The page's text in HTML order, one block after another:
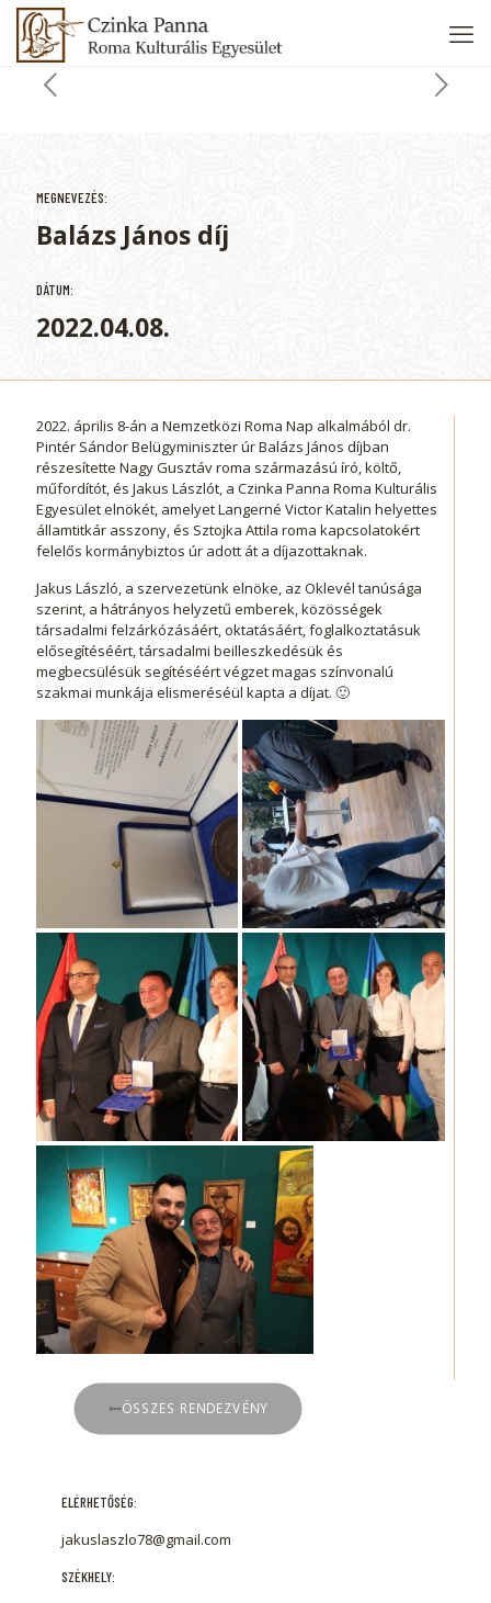
MEGNEVEZÉS:
Balázs János díj
DÁTUM:
2022.04.08.
2022. április 8-án a Nemzetközi Roma Nap alkalmából dr.
Pintér Sándor Belügyminiszter úr Balázs János díjban
részesítette Nagy Gusztáv roma származású író, költő,
műfordítót, és Jakus Lászlót, a Czinka Panna Roma Kulturális
Egyesület elnökét, amelyet Langerné Victor Katalin helyettes
államtitkár asszony, és Sztojka Attila roma kapcsolatokért
felelős kormánybiztos úr adott át a díjazottaknak.
Jakus László, a szervezetünk elnöke, az Oklevél tanúsága
szerint, a hátrányos helyzetű emberek, közösségek
társadalmi felzárkózásáért, oktatásáért, foglalkoztatásuk
elősegítéséért, társadalmi beilleszkedésük és
megbecsülésük segítéséért végzet magas színvonalú
szakmai munkája elismeréséül kapta a díjat. 🙂
ÖSSZES RENDEZVÉNY
ELÉRHETŐSÉG:
jakuslaszlo78@gmail.com
SZÉKHELY: